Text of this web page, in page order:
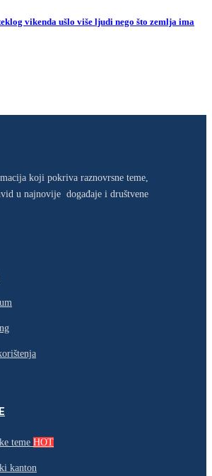
vikenda ušlo više ljudi nego što zemlja ima
koji pokriva raznovrsne teme,
u najnovije događaje i društvene
teme HOT
kanton